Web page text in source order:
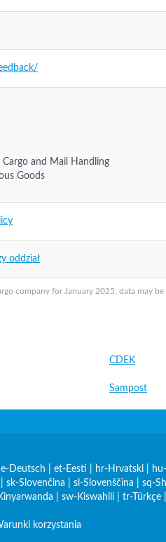
company for January 2025, data may
and Mail Handling
Goods
oddział
CDEK
Sampost
Deutsch et-Eesti hr-Hrvatski
sk-Slovenčina sl-Slovenščina sq-
sw-Kiswahili tr-Türkçe
korzystania